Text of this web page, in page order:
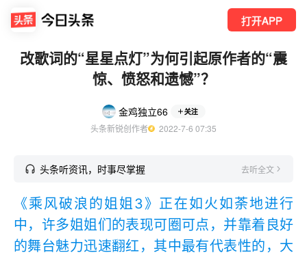
打开APP
改歌词的“星星点灯”为何引起原作者的“震
惊、愤怒和遗憾”？
金鸡独立66 关注
头条新锐创作者
  2022-7-6 07:35
头条听资讯，时事尽掌握 去听全文
《乘风破浪的姐姐3》正在如火如荼地进行
中，许多姐姐们的表现可圈可点，并靠着良好
的舞台魅力迅速翻红，其中最有代表性的，大